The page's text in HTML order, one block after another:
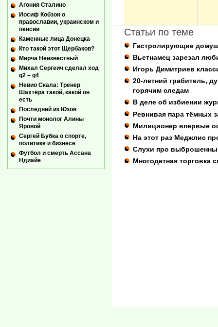
Статьи по теме
Гастролирующие
Вьетнамец зарезал
Игорь Димитриев
20-летний грабитель,
горячим следам
В деле об избиении
Ревнивая пара тёмных
Милиционер впервые
На этот раз Меджлис
Слухи про
Многодетная торговка
Агония Сталино
Иосиф Кобзон о
православии, украинском и
пенсии
Каменные лица Донецка
Кто такой этот Щербаков?
Мирча Неизвестный
Михал Сергеич сделал ход
g2 – g4
Невио Скала: Тренер
Шахтёра такой, какой он
есть
Последний из Юзов
Почти монолог Алины
Яровой
Сергей Бубка о спорте,
политике и бизнесе
Футбол и смерть Ассана
Ндиайе